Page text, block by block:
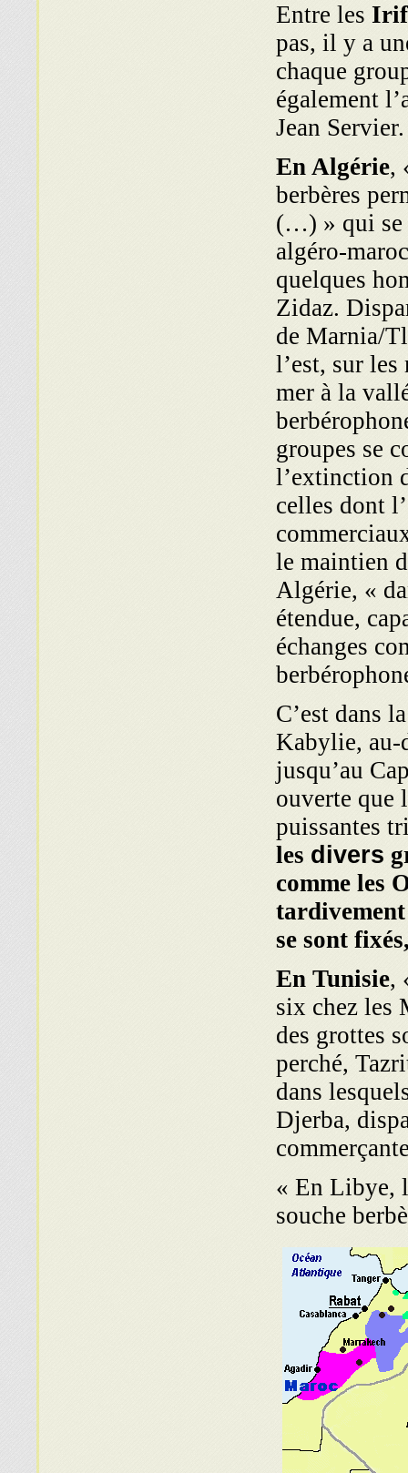
Entre les
pas, il y a
chaque
également
Jean Servier.
En Algérie,
berbères
(…) » qui se
algéro-
quelques
Zidaz.
de Marnia/
l’est, sur
mer à la
groupes se
l’extinction
celles dont
le maintien
Algérie, «
étendue,
échanges
C’est dans
Kabylie, au-
jusqu’au
ouverte que
puissantes
les divers
comme les
se sont
En Tunisie,
six chez les
des grottes
perché,
dans
Djerba,
« En Libye,
souche